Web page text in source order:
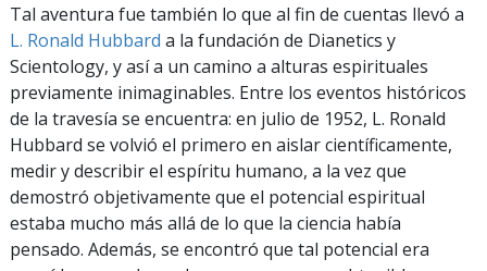
Tal aventura fue también lo que al fin de cuentas llevó a
L. Ronald Hubbard a la fundación de Dianetics y
Scientology, y así a un camino a alturas espirituales
previamente inimaginables. Entre los eventos históricos
de la travesía se encuentra: en julio de 1952, L. Ronald
Hubbard se volvió el primero en aislar científicamente,
medir y describir el espíritu humano, a la vez que
demostró objetivamente que el potencial espiritual
estaba mucho más allá de lo que la ciencia había
pensado. Además, se encontró que tal potencial era